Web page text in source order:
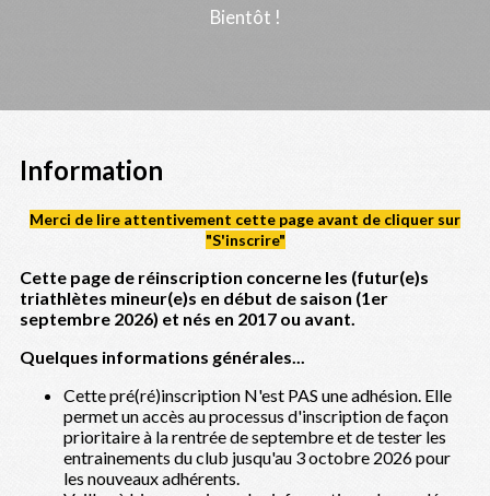
Bientôt !
Information
Merci de lire attentivement cette page avant de cliquer sur
"S'inscrire"
Cette page de réinscription concerne les (futur(e)s
triathlètes mineur(e)s en début de saison (1er
septembre 2026) et nés en 2017 ou avant.
Quelques informations générales...
Cette pré(ré)inscription N'est PAS une adhésion. Elle
permet un accès au processus d'inscription de façon
prioritaire à la rentrée de septembre et de tester les
entrainements du club jusqu'au 3 octobre 2026 pour
les nouveaux adhérents.